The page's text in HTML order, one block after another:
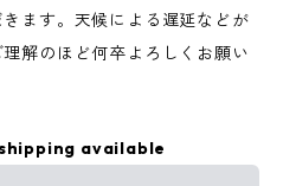
ます。天候による遅延などが
解のほど何卒よろしくお願い
available